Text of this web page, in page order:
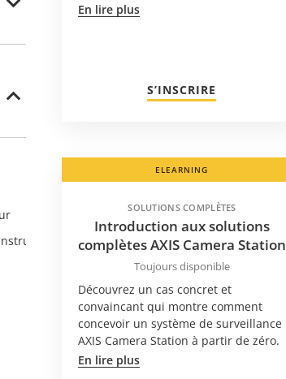
En lire plus
S’INSCRIRE
ELEARNING
SOLUTIONS COMPLÈTES
Introduction aux solutions
complètes AXIS Camera Station
Toujours disponible
Découvrez un cas concret et
convaincant qui montre comment
concevoir un système de surveillance
AXIS Camera Station à partir de zéro.
En lire plus